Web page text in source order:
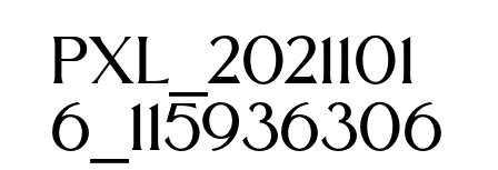
PXL_2021101
6_115936306